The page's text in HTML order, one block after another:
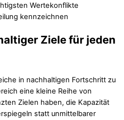
Wertekonflikte
kennzeichnen
Ziele für jeden
in nachhaltigen Fortschritt zu
eine kleine Reihe von
Zielen haben, die Kapazität
statt unmittelbarer